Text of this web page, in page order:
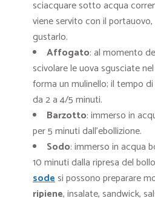
sciacquare sotto acqua
viene servito con il
gustarlo.
Affogato: al momento
scivolare le uova sgusciate
forma un mulinello; il tempo
da 2 a 4/5 minuti.
Barzotto: immerso in
per 5 minuti dall’ebollizione.
Sodo: immerso in acqua
10 minuti dalla ripresa del
sodesi possono preparare
ripiene, insalate, sandwick,